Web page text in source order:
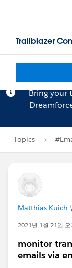
Trailblazer
Bring your
Topics
Matthias Kuich
2021년 1월 21일
monitor
emails via